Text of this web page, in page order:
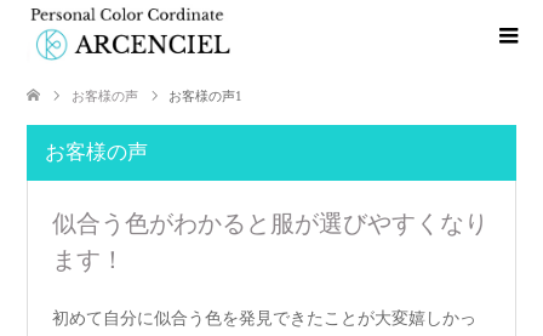
お客様の声 お客様の声1
お客様の声
似合う色がわかると服が選びやすくなり
ます！
初めて自分に似合う色を発見できたことが大変嬉しかっ